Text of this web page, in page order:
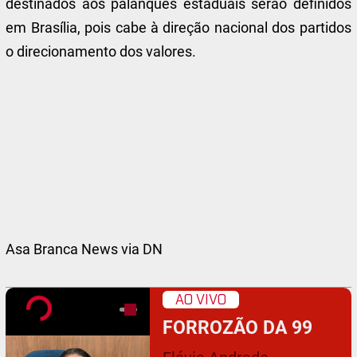
destinados aos palanques estaduais serão definidos
em Brasília, pois cabe à direção nacional dos partidos
o direcionamento dos valores.
Asa Branca News via DN
AO VIVO
FORROZÃO DA 99